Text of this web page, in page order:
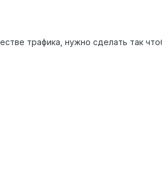
трафика, нужно сделать так